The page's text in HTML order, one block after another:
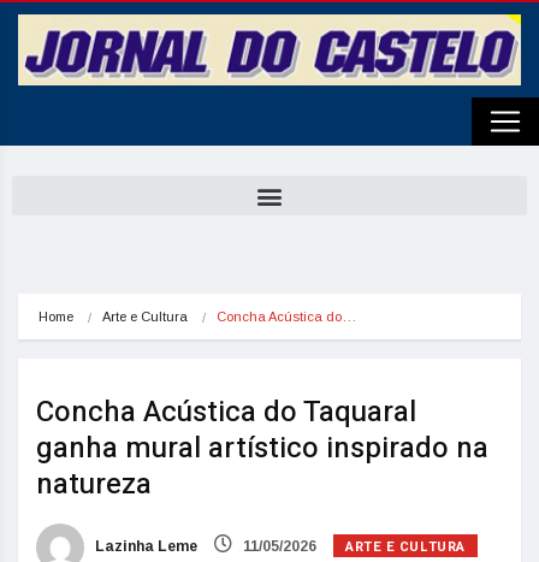
Home Arte e Cultura Concha Acústica do…
Concha Acústica do Taquaral
ganha mural artístico inspirado na
natureza
Lazinha Leme 11/05/2026 ARTE E CULTURA